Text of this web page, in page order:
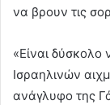
να βρουν τις
«Είναι δύσκολο
Ισραηλινών
ανάγλυφο της